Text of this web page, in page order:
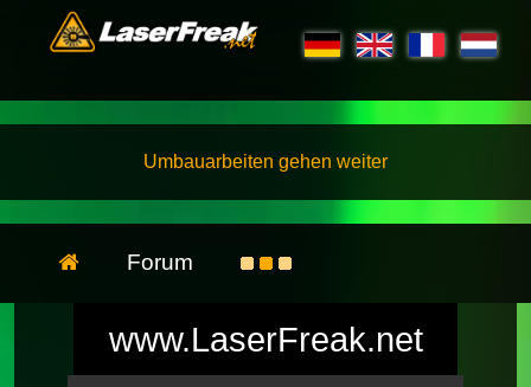
Umbauarbeiten gehen weiter
Forum
www.LaserFreak.net